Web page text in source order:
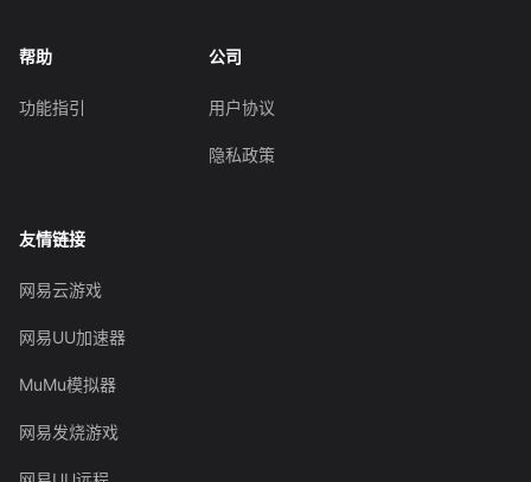
帮助
功能指引
公司
用户协议
隐私政策
友情链接
网易云游戏
网易UU加速器
MuMu模拟器
网易发烧游戏